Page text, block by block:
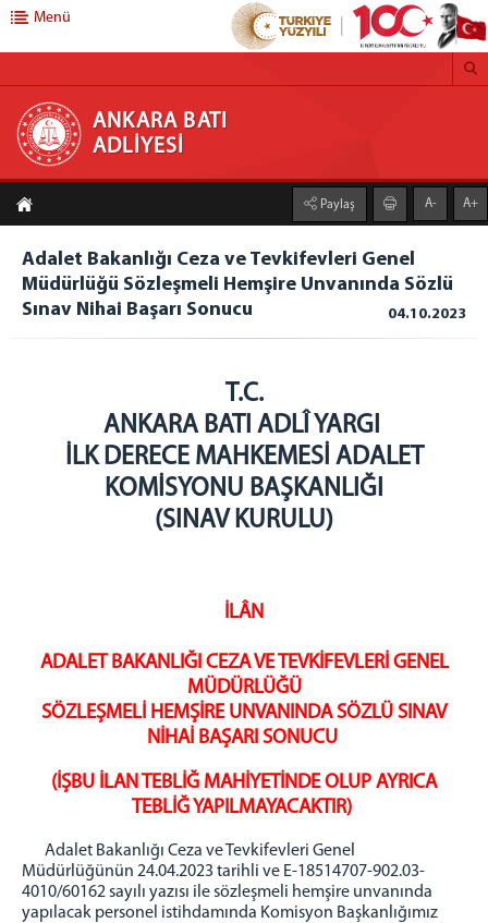
ANKARA BATI ADLİYESİ
ANA SAYFA
ADLİYEMİZ
Adliyemizden Haberler
Önbürolar
İcra Müdürlüğü
Adli Destek ve Mağdur Hizmetleri Müdürlüğü
Medya İletişim Bürosu
Vergi Numaramız
Beypazarı Adliyesi
Kızılcahamam Adliyesi
Kahramankazan Adliyesi
Nallıhan Adliyesi
İLÇELER
Etimesgut İlçesi
Sincan İlçesi
Menü
ANKARA BATI
ADLİYESİ
Paylaş A- A+
Adalet Bakanlığı Ceza ve Tevkifevleri Genel
Müdürlüğü Sözleşmeli Hemşire Unvanında Sözlü
Sınav Nihai Başarı Sonucu
04.10.2023
T.C.
ANKARA BATI ADLÎ YARGI
İLK DERECE MAHKEMESİ ADALET
KOMİSYONU BAŞKANLIĞI
(SINAV KURULU)
İLÂN
ADALET BAKANLIĞI CEZA VE TEVKİFEVLERİ GENEL
MÜDÜRLÜĞÜ
SÖZLEŞMELİ HEMŞİRE UNVANINDA SÖZLÜ SINAV
NİHAİ BAŞARI SONUCU
(İŞBU İLAN TEBLİĞ MAHİYETİNDE OLUP AYRICA
TEBLİĞ YAPILMAYACAKTIR)
Adalet Bakanlığı Ceza ve Tevkifevleri Genel
Müdürlüğünün 24.04.2023 tarihli ve E-18514707-902.03-
4010/60162 sayılı yazısı ile sözleşmeli hemşire unvanında
yapılacak personel istihdamında Komisyon Başkanlığımız